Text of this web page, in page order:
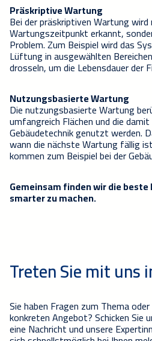
Präskriptive Wartung
Bei der präskriptiven Wartung wird
Wartungszeitpunkt erkannt,
Problem.Zum Beispiel wird das
Lüftung in ausgewählten
drosseln, um die Lebensdauer der
Nutzungsbasierte Wartung
Die nutzungsbasierte Wartung
umfangreich Flächen und die
Gebäudetechnik genutzt werden.
wann die nächste Wartung fällig
kommen zum Beispiel bei der
Gemeinsam finden wir die beste
smarter zu machen.
Treten Sie mit uns
Sie haben Fragen zum Thema
konkreten Angebot? Schicken Sie
eine Nachricht und unsere